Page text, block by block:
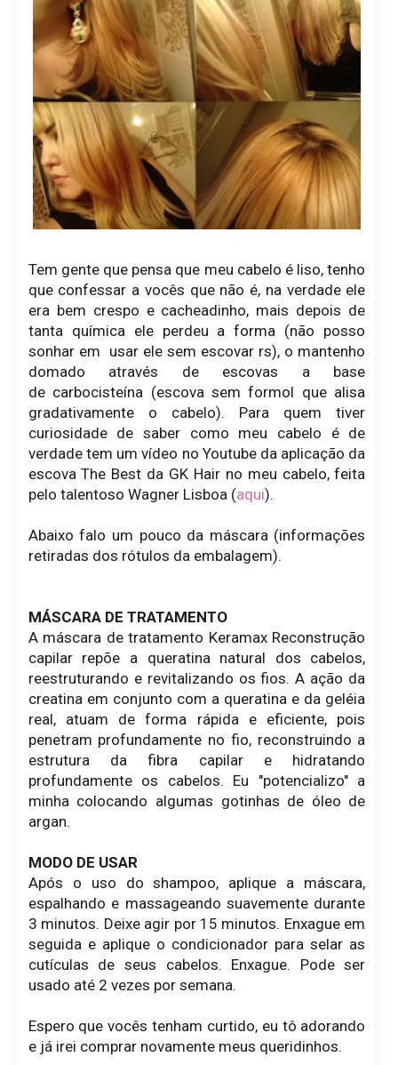
Tem gente que pensa que meu cabelo é liso, tenho
que confessar a vocês que não é, na verdade ele
era bem crespo e cacheadinho, mais depois de
tanta química ele perdeu a forma (não posso
sonhar em usar ele sem escovar rs), o mantenho
domado através de escovas a base
de carbocisteína (escova sem formol que alisa
gradativamente o cabelo). Para quem tiver
curiosidade de saber como meu cabelo é de
verdade tem um vídeo no Youtube da aplicação da
escova The Best da GK Hair no meu cabelo, feita
pelo talentoso Wagner Lisboa (aqui).
Abaixo falo um pouco da máscara (informações
retiradas dos rótulos da embalagem).
MÁSCARA DE TRATAMENTO
A máscara de tratamento Keramax Reconstrução
capilar repõe a queratina natural dos cabelos,
reestruturando e revitalizando os fios. A ação da
creatina em conjunto com a queratina e da geléia
real, atuam de forma rápida e eficiente, pois
penetram profundamente no fio, reconstruindo a
estrutura da fibra capilar e hidratando
profundamente os cabelos. Eu "potencializo" a
minha colocando algumas gotinhas de óleo de
argan.
MODO DE USAR
Após o uso do shampoo, aplique a máscara,
espalhando e massageando suavemente durante
3 minutos. Deixe agir por 15 minutos. Enxague em
seguida e aplique o condicionador para selar as
cutículas de seus cabelos. Enxague. Pode ser
usado até 2 vezes por semana.
Espero que vocês tenham curtido, eu tô adorando
e já irei comprar novamente meus queridinhos.